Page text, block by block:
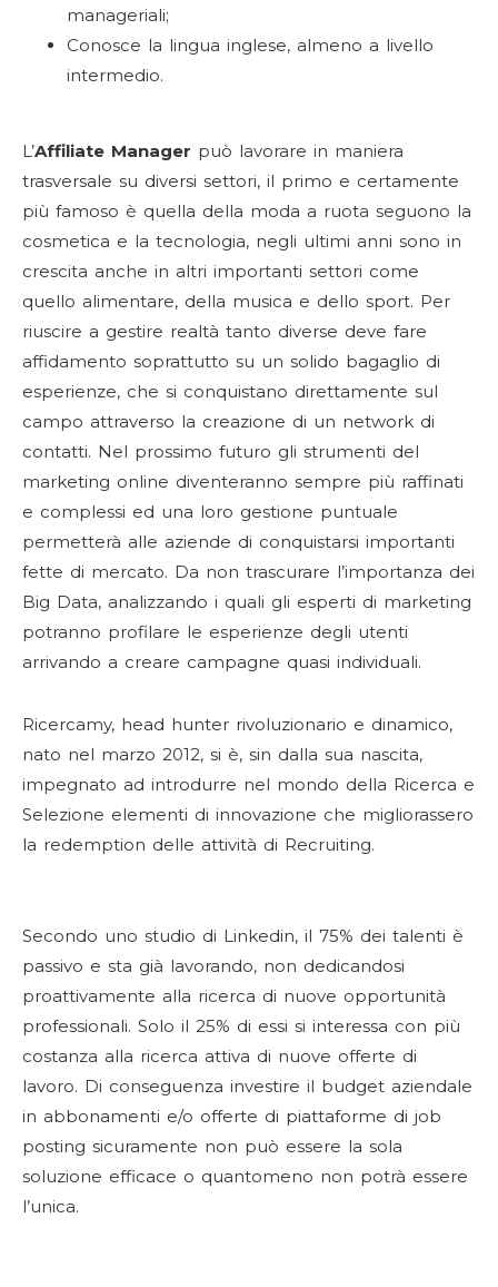
manageriali;
Conosce la lingua inglese, almeno a livello
intermedio.
L’Affiliate Manager può lavorare in maniera
trasversale su diversi settori, il primo e certamente
più famoso è quella della moda a ruota seguono la
cosmetica e la tecnologia, negli ultimi anni sono in
crescita anche in altri importanti settori come
quello alimentare, della musica e dello sport. Per
riuscire a gestire realtà tanto diverse deve fare
affidamento soprattutto su un solido bagaglio di
esperienze, che si conquistano direttamente sul
campo attraverso la creazione di un network di
contatti. Nel prossimo futuro gli strumenti del
marketing online diventeranno sempre più raffinati
e complessi ed una loro gestione puntuale
permetterà alle aziende di conquistarsi importanti
fette di mercato. Da non trascurare l’importanza dei
Big Data, analizzando i quali gli esperti di marketing
potranno profilare le esperienze degli utenti
arrivando a creare campagne quasi individuali.
Ricercamy, head hunter rivoluzionario e dinamico,
nato nel marzo 2012, si è, sin dalla sua nascita,
impegnato ad introdurre nel mondo della Ricerca e
Selezione elementi di innovazione che migliorassero
la redemption delle attività di Recruiting.
Secondo uno studio di Linkedin, il 75% dei talenti è
passivo e sta già lavorando, non dedicandosi
proattivamente alla ricerca di nuove opportunità
professionali. Solo il 25% di essi si interessa con più
costanza alla ricerca attiva di nuove offerte di
lavoro. Di conseguenza investire il budget aziendale
in abbonamenti e/o offerte di piattaforme di job
posting sicuramente non può essere la sola
soluzione efficace o quantomeno non potrà essere
l’unica.